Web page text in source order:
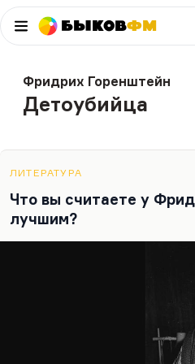
БыковФМ
Фридрих Горенштейн
Детоубийца
ЛИТЕРАТУРА
Что вы считаете у
лучшим?